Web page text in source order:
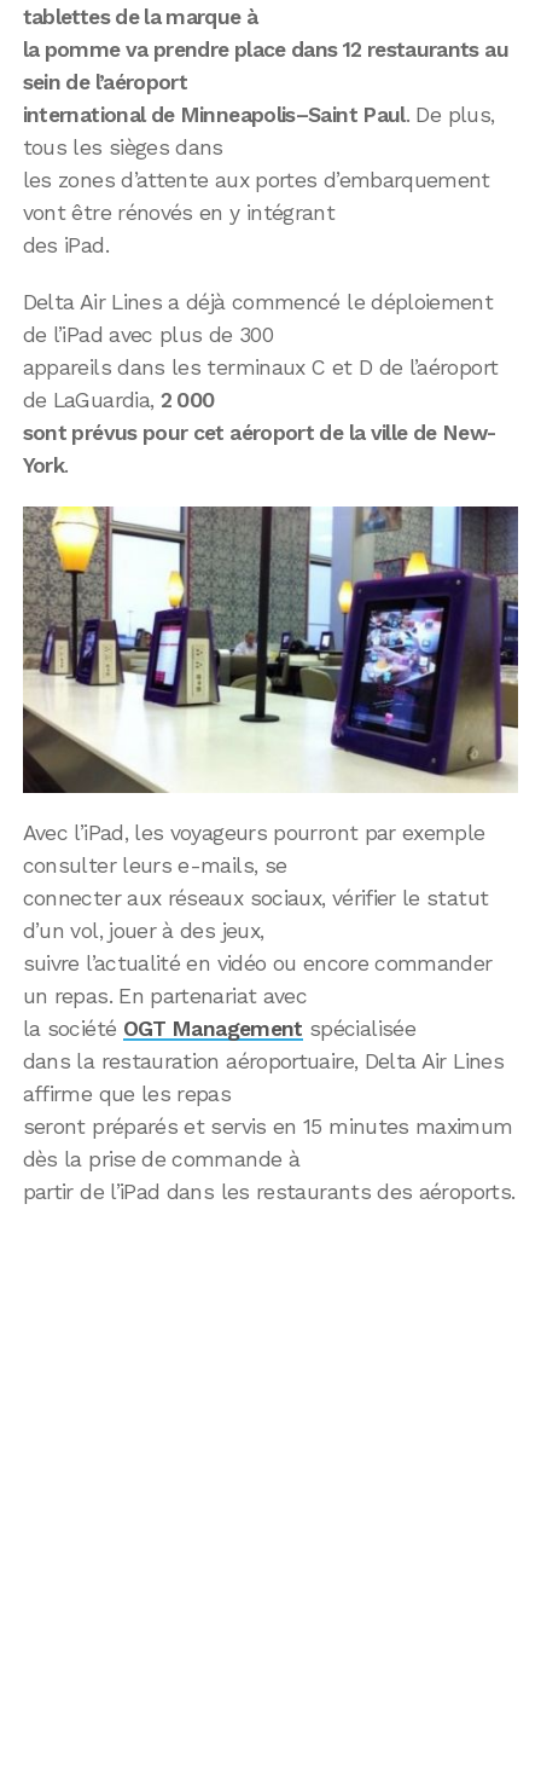
tablettes de la marque à
la pomme va prendre place dans 12 restaurants au
sein de l’aéroport
international de Minneapolis–Saint Paul. De plus,
tous les sièges dans
les zones d’attente aux portes d’embarquement
vont être rénovés en y intégrant
des iPad.
Delta Air Lines a déjà commencé le déploiement
de l’iPad avec plus de 300
appareils dans les terminaux C et D de l’aéroport
de LaGuardia, 2 000
sont prévus pour cet aéroport de la ville de New-
York.
Avec l’iPad, les voyageurs pourront par exemple
consulter leurs e-mails, se
connecter aux réseaux sociaux, vérifier le statut
d’un vol, jouer à des jeux,
suivre l’actualité en vidéo ou encore commander
un repas. En partenariat avec
la société OGT Management spécialisée
dans la restauration aéroportuaire, Delta Air Lines
affirme que les repas
seront préparés et servis en 15 minutes maximum
dès la prise de commande à
partir de l’iPad dans les restaurants des aéroports.